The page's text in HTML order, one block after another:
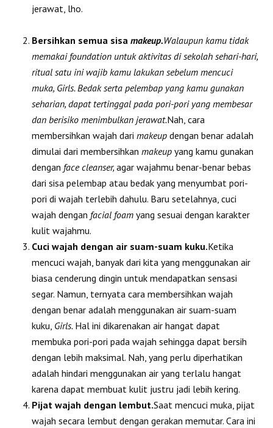
jerawat, lho.
Bersihkan semua sisamakeup.Walaupun kamu tidak
memakai foundation untuk aktivitas di sekolah sehari-hari,
ritual satu ini wajib kamu lakukan sebelum mencuci
muka, Girls. Bedak serta pelembap yang kamu gunakan
seharian, dapat tertinggal pada pori-pori yang membesar
dan berisiko menimbulkan jerawat.Nah, cara
membersihkan wajah darimakeupdengan benar adalah
dimulai dari membersihkanmakeupyang kamu gunakan
dengan face cleanser,agar wajahmu benar-benar bebas
dari sisa pelembap atau bedak yang menyumbat pori-
pori di wajah terlebih dahulu. Baru setelahnya, cuci
wajah dengan facial foamyang sesuai dengan karakter
kulit wajahmu.
Cuci wajah dengan air suam-suam kuku.Ketika
mencuci wajah, banyak dari kita yang menggunakan air
biasa cenderung dingin untuk mendapatkan sensasi
segar. Namun, ternyata cara membersihkan wajah
dengan benar adalah menggunakan air suam-suam
kuku, Girls. Hal ini dikarenakan air hangat dapat
membuka pori-pori pada wajah sehingga dapat bersih
dengan lebih maksimal. Nah, yang perlu diperhatikan
adalah hindari menggunakan air yang terlalu hangat
karena dapat membuat kulit justru jadi lebih kering.
Pijat wajah dengan lembut.Saat mencuci muka, pijat
wajah secara lembut dengan gerakan memutar. Cara ini